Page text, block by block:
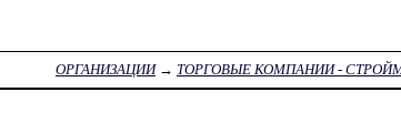
ОРГАНИЗАЦИИ→ ТОРГОВЫЕ КОМПАНИИ -